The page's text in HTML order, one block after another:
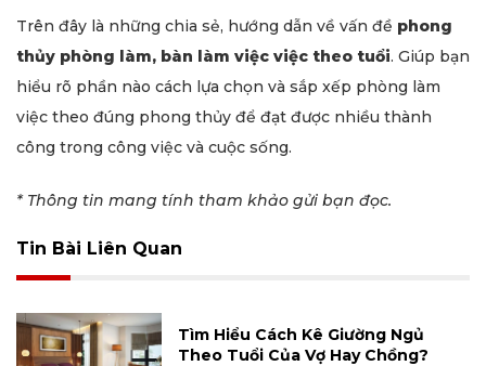
Trên đây là những chia sẻ, hướng dẫn về vấn đề phong
thủy phòng làm, bàn làm việc việc theo tuổi. Giúp bạn
hiểu rõ phần nào cách lựa chọn và sắp xếp phòng làm
việc theo đúng phong thủy để đạt được nhiều thành
công trong công việc và cuộc sống.
* Thông tin mang tính tham khảo gửi bạn đọc.
Tin Bài Liên Quan
Tìm Hiểu Cách Kê Giường Ngủ
Theo Tuổi Của Vợ Hay Chồng?